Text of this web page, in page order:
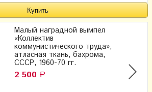
Малый наградной вымпел
«Коллектив
коммунистического труда»,
атласная ткань, бахрома,
СССР, 1960-70 гг.
2 500 Р